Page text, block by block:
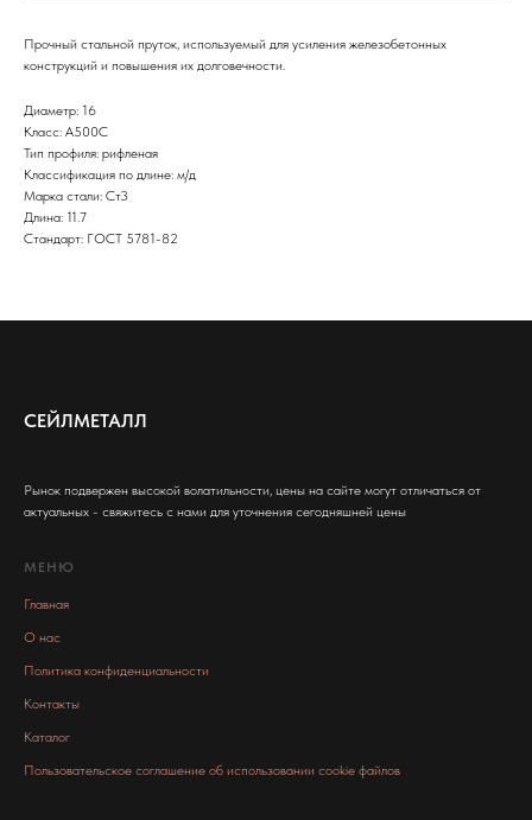
Прочный стальной пруток, используемый для усиления железобетонных
конструкций и повышения их долговечности.
Диаметр: 16
Класс: А500С
Тип профиля: рифленая
Классификация по длине: м/д
Марка стали: Ст3
Длина: 11.7
Стандарт: ГОСТ 5781-82
СЕЙЛМЕТАЛЛ
Рынок подвержен высокой волатильности, цены на сайте могут отличаться от
актуальных - свяжитесь с нами для уточнения сегодняшней цены
МЕНЮ
Главная
О нас
Политика конфиденциальности
Контакты
Каталог
Пользовательское соглашение об использовании cookie файлов